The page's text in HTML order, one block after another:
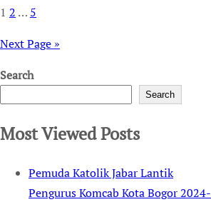
Posts
pagination
1 2 … 5
Next Page »
Search
Search
Most Viewed Posts
Pemuda Katolik Jabar Lantik
Pengurus Komcab Kota Bogor 2024-